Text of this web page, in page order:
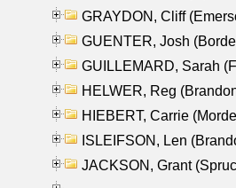
GRAYDON, Cliff
GUENTER, Josh
GUILLEMARD, Sarah
HELWER, Reg
HIEBERT, Carrie
ISLEIFSON, Len
JACKSON, Grant